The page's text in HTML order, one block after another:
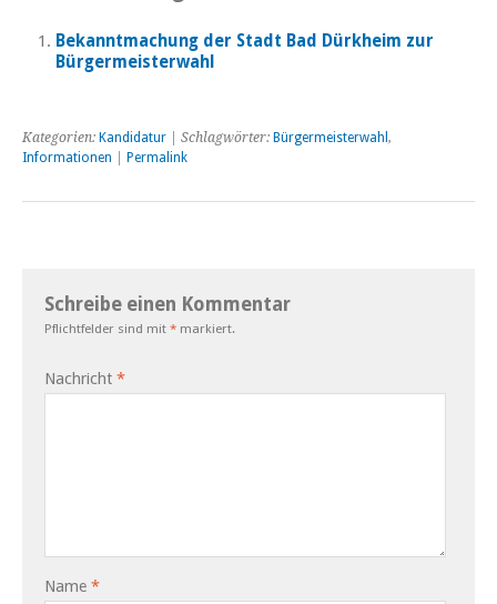
Bekanntmachung der Stadt Bad Dürkheim zur
Bürgermeisterwahl
Kategorien: Kandidatur | Schlagwörter: Bürgermeisterwahl ,
Informationen
Permalink
Schreibe einen Kommentar
Pflichtfelder sind mit * markiert.
Nachricht *
Name *